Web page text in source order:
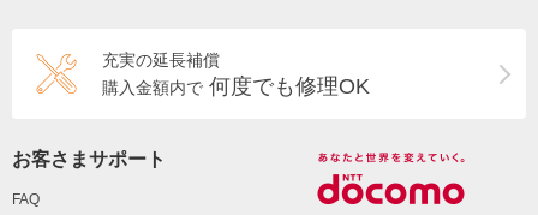
充実の延長補償
購入金額内で 何度でも修理OK
お客さまサポート
FAQ